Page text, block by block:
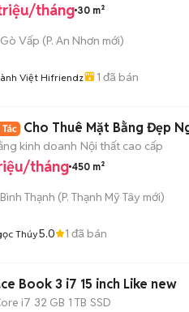
tháng 30 m²
Vấp (P. An Nhơn mới)
Việt Hifriendz 1 đã bán
Cho Thuê Mặt Bằng Đẹp
kinh doanh Nội thất cao cấp
tháng 450 m²
Thạnh (P. Thạnh Mỹ Tây mới)
Thúy5.0 1 đã bán
Book 3 i7 15 inch Like new
i7 32 GB 1 TB SSD